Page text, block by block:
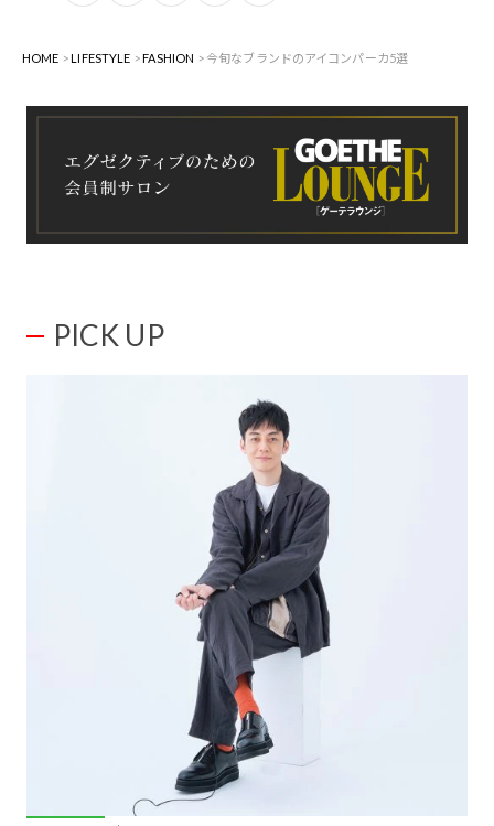
HOME LIFESTYLE FASHION 今旬なブランドのアイコンパーカ5選
PICK UP